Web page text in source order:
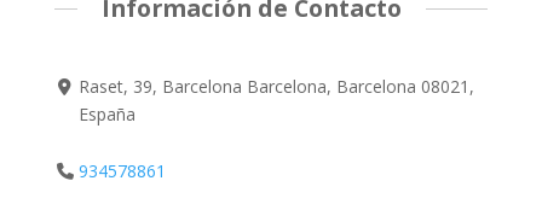
Información de Contacto
Raset, 39, Barcelona Barcelona, Barcelona 08021,
España
934578861